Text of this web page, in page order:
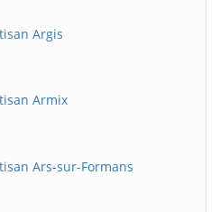
Argis
Armix
Ars-sur-Formans